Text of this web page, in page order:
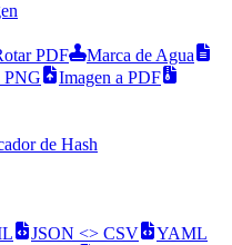
PDF
Marca de Agua
PNG
Imagen a PDF
de Hash
JSON <> CSV
YAML